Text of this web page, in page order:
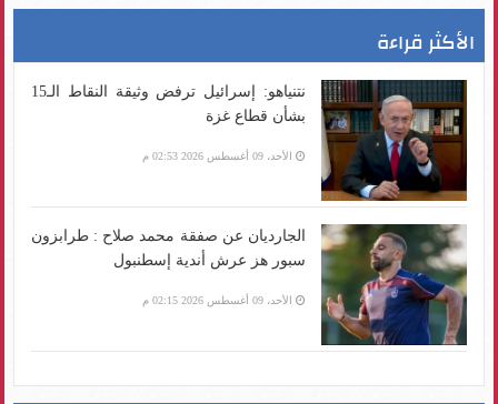
الأكثر قراءة
نتنياهو: إسرائيل ترفض وثيقة النقاط الـ15
بشأن قطاع غزة
الأحد، 09 أغسطس 2026 02:53 م
الجارديان عن صفقة محمد صلاح : طرابزون
سبور هز عرش أندية إسطنبول
الأحد، 09 أغسطس 2026 02:15 م